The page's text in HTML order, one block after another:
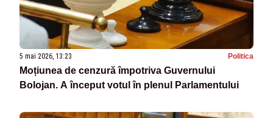
5 mai 2026, 13:23 Politica
Moțiunea de cenzură împotriva Guvernului
Bolojan. A început votul în plenul Parlamentului